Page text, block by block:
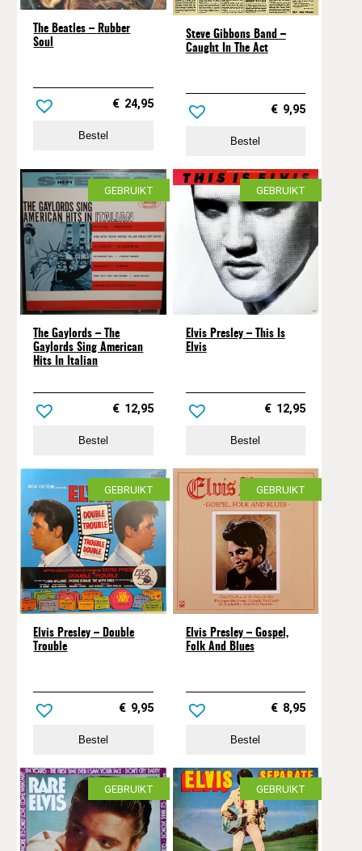
The Beatles – Rubber
Soul
€ 24,95
Bestel
Steve Gibbons Band –
Caught In The Act
€ 9,95
Bestel
GEBRUIKT
The Gaylords – The
Gaylords Sing American
Hits In Italian
€ 12,95
Bestel
GEBRUIKT
Elvis Presley – This Is
Elvis
€ 12,95
Bestel
GEBRUIKT
Elvis Presley – Double
Trouble
€ 9,95
Bestel
GEBRUIKT
Elvis Presley – Gospel,
Folk And Blues
€ 8,95
Bestel
GEBRUIKT GEBRUIKT